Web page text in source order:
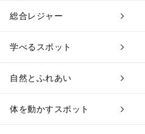
総合レジャー
学べるスポット
自然とふれあい
体を動かすスポット